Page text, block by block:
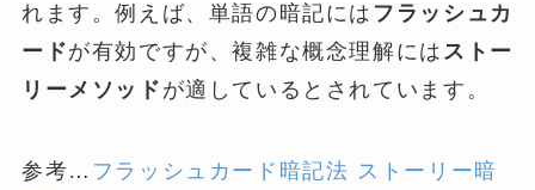
れます。例えば、単語の暗記には フラッシュカ
ードが有効ですが、複雑な概念理解には ストー
リーメソッド が適しているとされています。
参考… フラッシュカード暗記法 ストーリー暗